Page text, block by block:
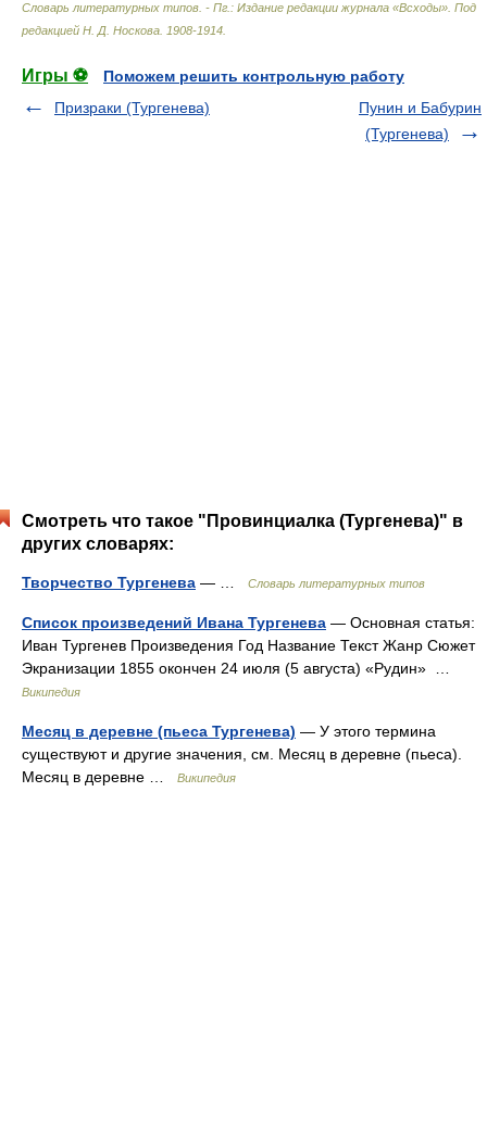
Словарь литературных типов. - Пг.: Издание редакции журнала «Всходы» Под
редакцией Н. Д. Носкова 1908-1914
Игры ⚽
Поможем решить контрольную работу
Призраки (Тургенева)
Пунин и Бабурин
(Тургенева)
Смотреть что такое "Провинциалка (Тургенева)" в
других словарях:
Творчество Тургенева — … Словарь литературных типов
Список произведений Ивана Тургенева — Основная статья:
Иван Тургенев Произведения Год Название Текст Жанр Сюжет
Экранизации 1855 окончен 24 июля (5 августа) «Рудин» …
Википедия
Месяц в деревне (пьеса Тургенева) — У этого термина
существуют и другие значения, см. Месяц в деревне (пьеса).
Месяц в деревне …
Википедия